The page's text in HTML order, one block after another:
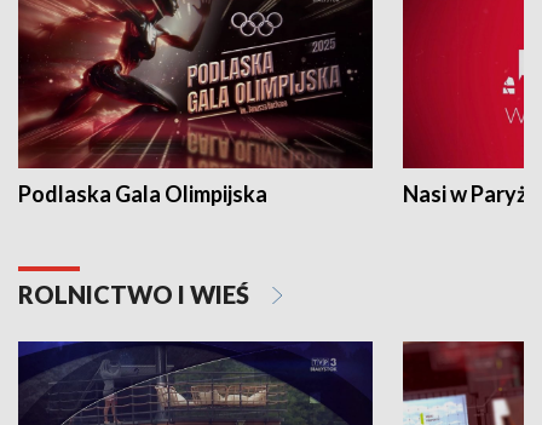
Podlaska Gala Olimpijska Nasi w Paryżu
ROLNICTWO I WIEŚ